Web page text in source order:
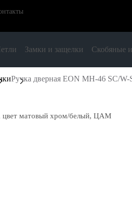
Замки и защелки Скобяные
Ручка дверная EON MH-46 SC/
цвет матовый хром/белый, ЦАМ